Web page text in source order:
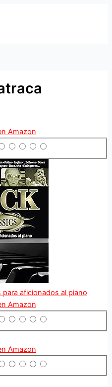
Amazon
aficionados al piano
Amazon
Amazon